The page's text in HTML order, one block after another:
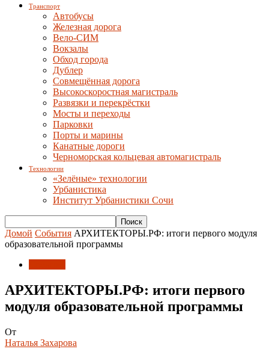
Транспорт
Автобусы
Железная дорога
Вело-СИМ
Вокзалы
Обход города
Дублер
Совмещённая дорога
Высокоскоростная магистраль
Развязки и перекрёстки
Мосты и переходы
Парковки
Порты и марины
Канатные дороги
Черноморская кольцевая автомагистраль
Технологии
«Зелёные» технологии
Урбанистика
Институт Урбанистики Сочи
Домой События АРХИТЕКТОРЫ.РФ: итоги первого модуля
образовательной программы
АРХИТЕКТОРЫ.РФ: итоги первого
модуля образовательной программы
От
Наталья Захарова